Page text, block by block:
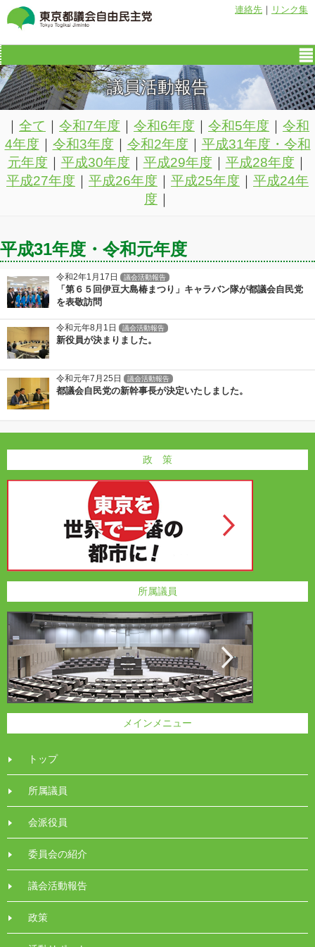
連絡先 ｜ リンク集
議員活動報告
全て 令和7年度 令和6年度 令和5年度
令和
4年度
令和3年度 令和2年度
平成31年度・令和
元年度
平成30年度 平成29年度 平成28年度
平成27年度
平成26年度 平成25年度
平成24年
度
平成31年度・令和元年度
令和2年1月17日 議会活動報告
「第６５回伊豆大島椿まつり」キャラバン隊が都議会自民党
を表敬訪問
令和元年8月1日 議会活動報告
新役員が決まりました。
令和元年7月25日 議会活動報告
都議会自民党の新幹事長が決定いたしました。
政 策
所属議員
メインメニュー
トップ
所属議員
会派役員
委員会の紹介
議会活動報告
政策